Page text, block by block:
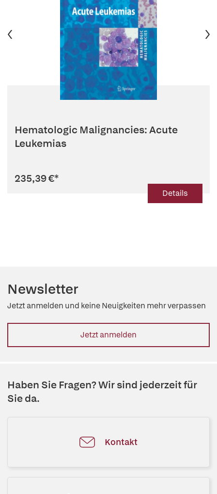
Hematologic Malignancies: Acute
Leukemias
235,39 €*
Details
Newsletter
Jetzt anmelden und keine Neuigkeiten mehr verpassen
Jetzt anmelden
Haben Sie Fragen? Wir sind jederzeit für
Sie da.
Kontakt